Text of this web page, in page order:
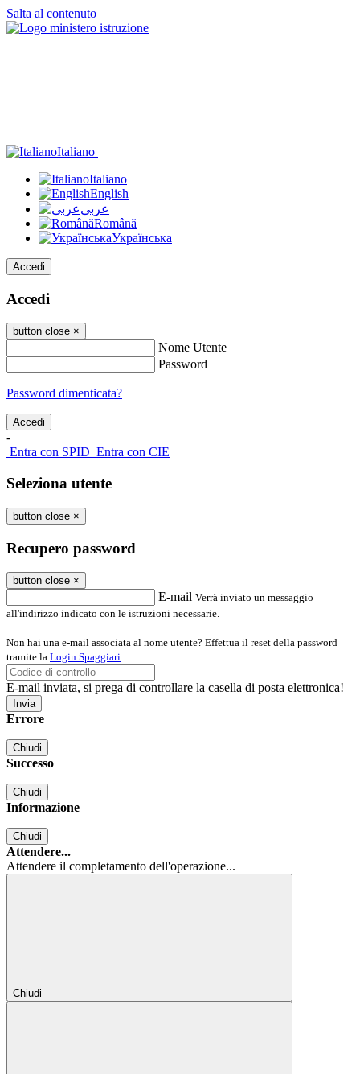
Salta al contenuto
Italiano
Italiano
English
عربى
Română
Українська
Accedi
Accedi
button close ×
Nome Utente
Password
Password dimenticata?
-
Entra con SPID Entra con CIE
Seleziona utente
button close ×
Recupero password
button close ×
E-mail Verrà inviato un messaggio
all'indirizzo indicato con le istruzioni necessarie.
Non hai una e-mail associata al nome utente? Effettua il reset della password
tramite la Login Spaggiari
E-mail inviata, si prega di controllare la casella di posta elettronica!
Errore
Chiudi
Successo
Chiudi
Informazione
Chiudi
Attendere...
Attendere il completamento dell'operazione...
Chiudi